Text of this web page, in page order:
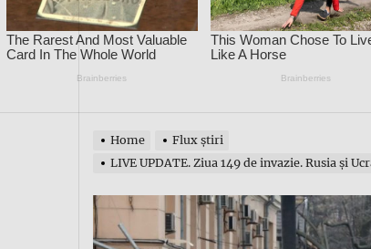
Home
Flux știri
LIVE UPDATE. Ziua 149 de invazie. Rusia și